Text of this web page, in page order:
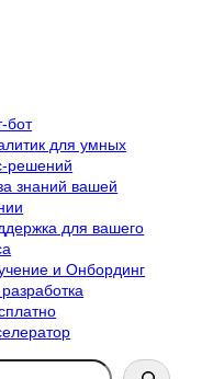
бот
для умных
решений
знаний вашей
для вашего
и Онбординг